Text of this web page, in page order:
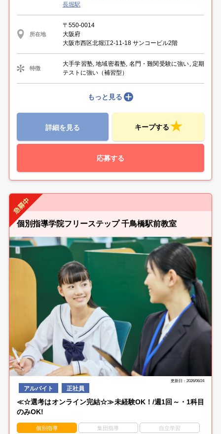
長堀駅
所在地
〒550-0014
大阪府
大阪市西区北堀江2-11-18 サンコービル2階
特徴
大手学習塾, 地域密着塾, 名門・難関受験に強い, 定期
テストに強い（補習型）
もっと見る
詳細を見る キープする
応募する
個別指導学院フリーステップ 千鳥橋駅前教室
更新日：2026/06/24
アルバイト 正社員
≪☆選考はオンライン完結☆≫未経験OK！/週1回～・1科目
のみOK!
個別指導 集団指導 自立学習